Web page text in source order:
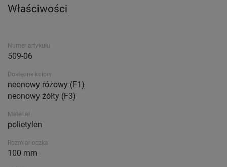
Właściwości
Numer artykułu
509-06
Dostępne kolory
neonowy różowy (F1)
neonowy żółty (F3)
Materiał
polietylen
Rozmiar oczka
100 mm